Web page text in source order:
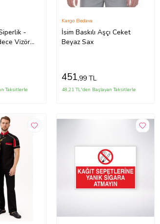
-
Vizör
Taksitlerle
İsim Baskılı Aşçı Ceket
Beyaz Sax
Kargo Bedava
451,99 TL
48,21 TL'den Başlayan Taksitlerle